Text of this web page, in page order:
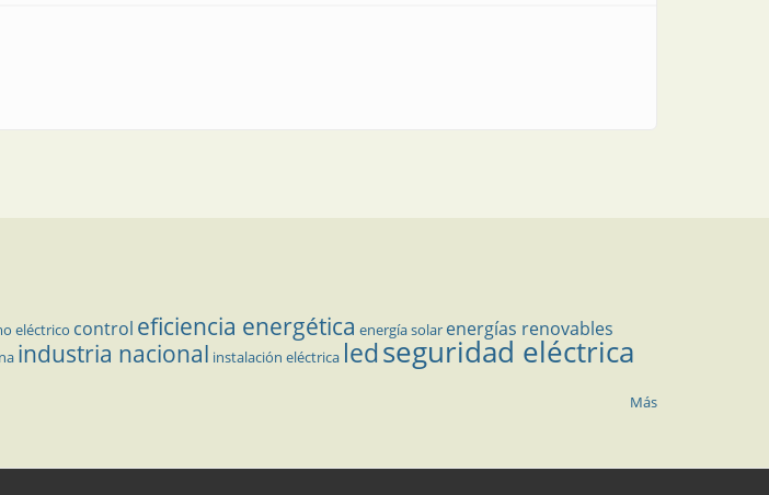
eléctrico control eficiencia energética energía solar energías renovables
industria nacional instalación eléctrica ledseguridad eléctrica
Más